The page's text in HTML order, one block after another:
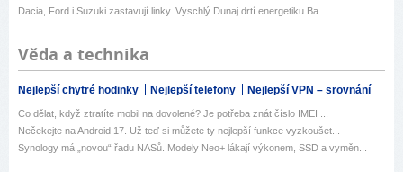
Dacia, Ford i Suzuki zastavují linky. Vyschlý Dunaj drtí energetiku Ba...
Věda a technika
Nejlepší chytré hodinky Nejlepší telefony Nejlepší VPN – srovnání
Co dělat, když ztratíte mobil na dovolené? Je potřeba znát číslo IMEI ...
Nečekejte na Android 17. Už teď si můžete ty nejlepší funkce vyzkoušet...
Synology má „novou“ řadu NASů. Modely Neo+ lákají výkonem, SSD a vyměn...